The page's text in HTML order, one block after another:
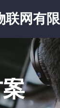
联网有